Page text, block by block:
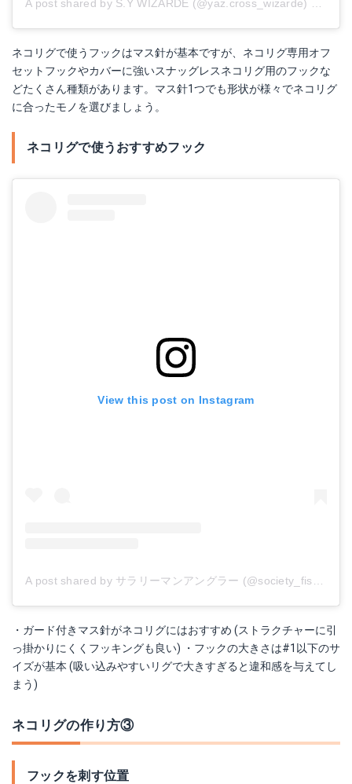
A post shared by S.Y WIZARDE (@yaz.cross_wizarde)
ネコリグで使うフックはマス針が基本ですが、ネコリグ専用オフ
セットフックやカバーに強いスナッグレスネコリグ用のフックな
どたくさん種類があります。マス針1つでも形状が様々でネコリグ
に合ったモノを選びましょう。
ネコリグで使うおすすめフック
View this post on Instagram
A post shared by サラリーマンアングラー (@society_fisher)
・ガード付きマス針がネコリグにはおすすめ (ストラクチャーに引
っ掛かりにくくフッキングも良い) ・フックの大きさは#1以下のサ
イズが基本 (吸い込みやすいリグで大きすぎると違和感を与えてし
まう)
ネコリグの作り方③
フックを刺す位置